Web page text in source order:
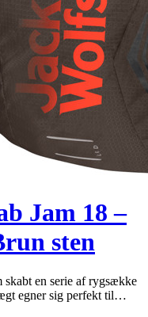
Jam 18 –
sten
skabt en serie af rygsække
egner sig perfekt til…